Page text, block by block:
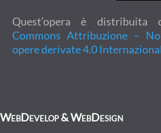
Quest’opera è distribuita
Commons Attribuzione –
opere derivate 4.0
WebDevelop & WebDesign